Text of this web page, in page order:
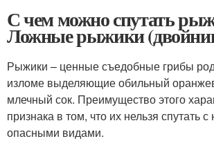
С чем можно спутать
Ложные рыжики
Рыжики – ценные съедобные грибы
изломе выделяющие обильный
млечный сок. Преимущество этого
признака в том, что их нельзя спутать
опасными видами.